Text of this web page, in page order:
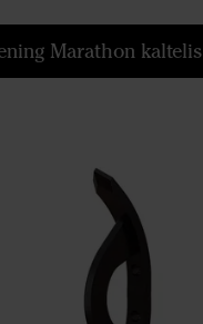
Marathon kaltelis